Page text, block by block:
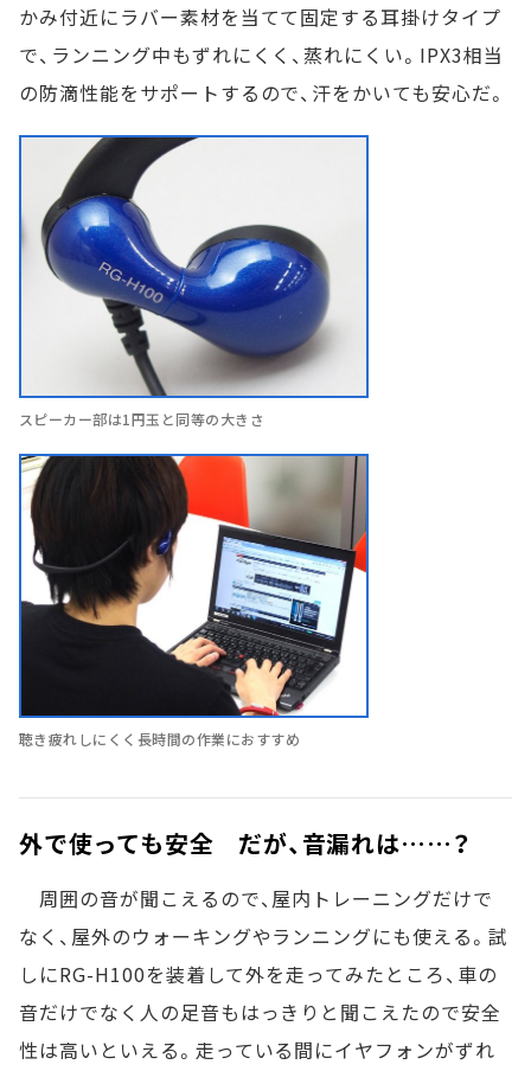
かみ付近にラバー素材を当てて固定する耳掛けタイプ
で、ランニング中もずれにくく、蒸れにくい。IPX3相当
の防滴性能をサポートするので、汗をかいても安心だ。
スピーカー部は1円玉と同等の大きさ
聴き疲れしにくく長時間の作業におすすめ
外で使っても安全 だが、音漏れは……？
周囲の音が聞こえるので、屋内トレーニングだけで
なく、屋外のウォーキングやランニングにも使える。試
しにRG-H100を装着して外を走ってみたところ、車の
音だけでなく人の足音もはっきりと聞こえたので安全
性は高いといえる。走っている間にイヤフォンがずれ